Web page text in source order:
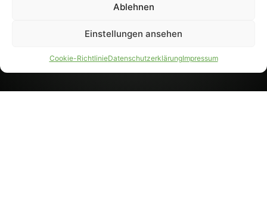
Ablehnen
Einstellungen ansehen
Cookie-RichtlinieDatenschutzerklärungImpressum
PARTNER WERDEN
AGB